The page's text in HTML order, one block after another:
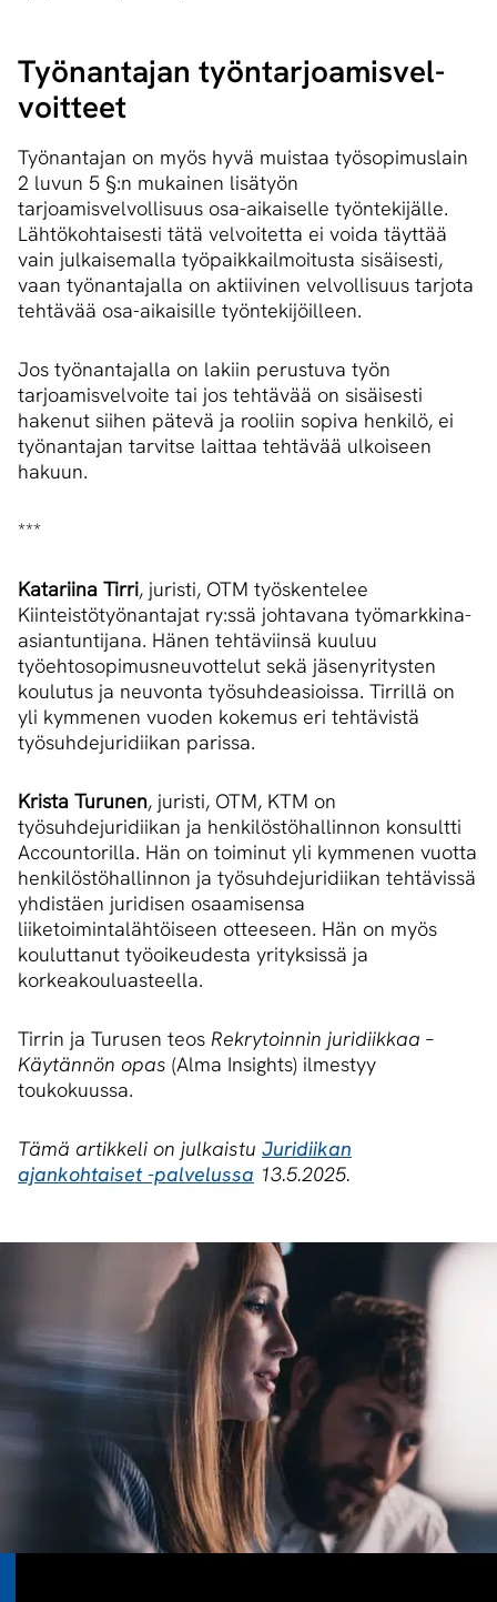
Työnantajan työn­tar­joa­mis­vel­
voit­teet
Työnantajan on myös hyvä muistaa työsopimuslain
2 luvun 5 §:n mukainen lisätyön
tarjoamisvelvollisuus osa-aikaiselle työntekijälle.
Lähtökohtaisesti tätä velvoitetta ei voida täyttää
vain julkaisemalla työpaikkailmoitusta sisäisesti,
vaan työnantajalla on aktiivinen velvollisuus tarjota
tehtävää osa-aikaisille työntekijöilleen.
Jos työnantajalla on lakiin perustuva työn
tarjoamisvelvoite tai jos tehtävää on sisäisesti
hakenut siihen pätevä ja rooliin sopiva henkilö, ei
työnantajan tarvitse laittaa tehtävää ulkoiseen
hakuun.
***
Katariina Tirri, juristi, OTM työskentelee
Kiinteistötyönantajat ry:ssä johtavana työmarkkina-
asiantuntijana. Hänen tehtäviinsä kuuluu
työehtosopimusneuvottelut sekä jäsenyritysten
koulutus ja neuvonta työsuhdeasioissa. Tirrillä on
yli kymmenen vuoden kokemus eri tehtävistä
työsuhdejuridiikan parissa.
Krista Turunen, juristi, OTM, KTM on
työsuhdejuridiikan ja henkilöstöhallinnon konsultti
Accountorilla. Hän on toiminut yli kymmenen vuotta
henkilöstöhallinnon ja työsuhdejuridiikan tehtävissä
yhdistäen juridisen osaamisensa
liiketoimintalähtöiseen otteeseen. Hän on myös
kouluttanut työoikeudesta yrityksissä ja
korkeakouluasteella.
Tirrin ja Turusen teos Rekrytoinnin juridiikkaa –
Käytännön opas (Alma Insights) ilmestyy
toukokuussa.
Tämä artikkeli on julkaistu Juridiikan
ajankohtaiset -palvelussa 13.5.2025.